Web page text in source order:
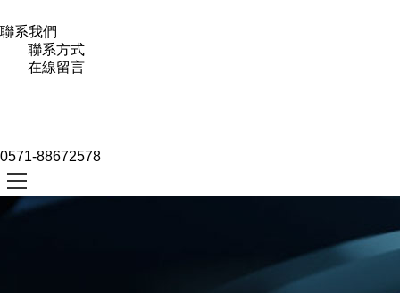
聯系我們
聯系方式
在線留言
0571-88672578